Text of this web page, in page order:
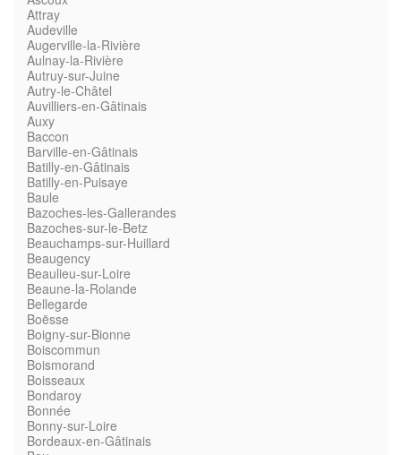
Attray
Audeville
Augerville-la-Rivière
Aulnay-la-Rivière
Autruy-sur-Juine
Autry-le-Châtel
Auvilliers-en-Gâtinais
Auxy
Baccon
Barville-en-Gâtinais
Batilly-en-Gâtinais
Batilly-en-Puisaye
Baule
Bazoches-les-Gallerandes
Bazoches-sur-le-Betz
Beauchamps-sur-Huillard
Beaugency
Beaulieu-sur-Loire
Beaune-la-Rolande
Bellegarde
Boësse
Boigny-sur-Bionne
Boiscommun
Boismorand
Boisseaux
Bondaroy
Bonnée
Bonny-sur-Loire
Bordeaux-en-Gâtinais